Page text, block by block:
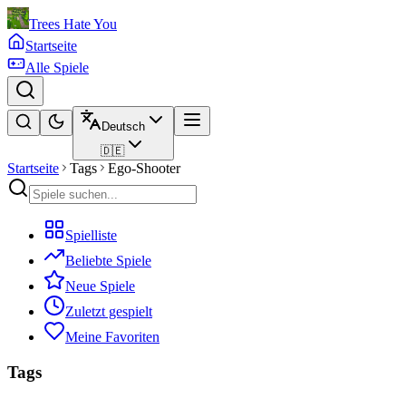
Trees Hate You
Startseite
Alle Spiele
Deutsch
🇩🇪
Startseite Tags Ego-Shooter
Spielliste
Beliebte Spiele
Neue Spiele
Zuletzt gespielt
Meine Favoriten
Tags